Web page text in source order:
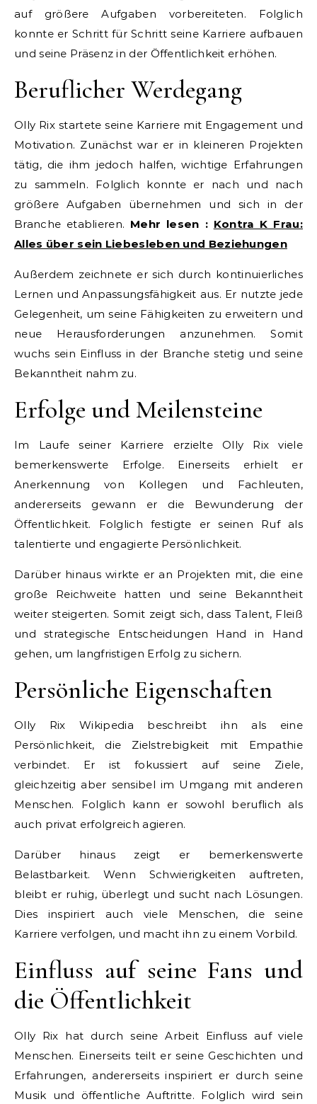
auf größere Aufgaben vorbereiteten. Folglich
konnte er Schritt für Schritt seine Karriere aufbauen
und seine Präsenz in der Öffentlichkeit erhöhen.
Beruflicher Werdegang
Olly Rix startete seine Karriere mit Engagement und
Motivation. Zunächst war er in kleineren Projekten
tätig, die ihm jedoch halfen, wichtige Erfahrungen
zu sammeln. Folglich konnte er nach und nach
größere Aufgaben übernehmen und sich in der
Branche etablieren. Mehr lesen : Kontra K Frau:
Alles über sein Liebesleben und Beziehungen
Außerdem zeichnete er sich durch kontinuierliches
Lernen und Anpassungsfähigkeit aus. Er nutzte jede
Gelegenheit, um seine Fähigkeiten zu erweitern und
neue Herausforderungen anzunehmen. Somit
wuchs sein Einfluss in der Branche stetig und seine
Bekanntheit nahm zu.
Erfolge und Meilensteine
Im Laufe seiner Karriere erzielte Olly Rix viele
bemerkenswerte Erfolge. Einerseits erhielt er
Anerkennung von Kollegen und Fachleuten,
andererseits gewann er die Bewunderung der
Öffentlichkeit. Folglich festigte er seinen Ruf als
talentierte und engagierte Persönlichkeit.
Darüber hinaus wirkte er an Projekten mit, die eine
große Reichweite hatten und seine Bekanntheit
weiter steigerten. Somit zeigt sich, dass Talent, Fleiß
und strategische Entscheidungen Hand in Hand
gehen, um langfristigen Erfolg zu sichern.
Persönliche Eigenschaften
Olly Rix Wikipedia beschreibt ihn als eine
Persönlichkeit, die Zielstrebigkeit mit Empathie
verbindet. Er ist fokussiert auf seine Ziele,
gleichzeitig aber sensibel im Umgang mit anderen
Menschen. Folglich kann er sowohl beruflich als
auch privat erfolgreich agieren.
Darüber hinaus zeigt er bemerkenswerte
Belastbarkeit. Wenn Schwierigkeiten auftreten,
bleibt er ruhig, überlegt und sucht nach Lösungen.
Dies inspiriert auch viele Menschen, die seine
Karriere verfolgen, und macht ihn zu einem Vorbild.
Einfluss auf seine Fans und
die Öffentlichkeit
Olly Rix hat durch seine Arbeit Einfluss auf viele
Menschen. Einerseits teilt er seine Geschichten und
Erfahrungen, andererseits inspiriert er durch seine
Musik und öffentliche Auftritte. Folglich wird sein